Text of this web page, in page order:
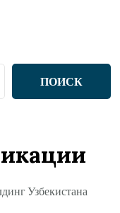
ПОИСК
Узбекистана